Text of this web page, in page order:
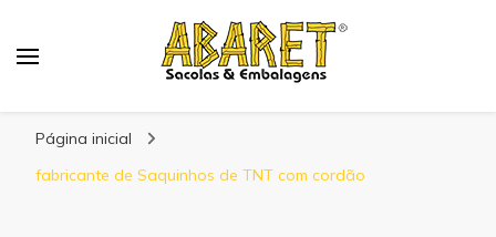
Página inicial
fabricante de Saquinhos de TNT com cordão